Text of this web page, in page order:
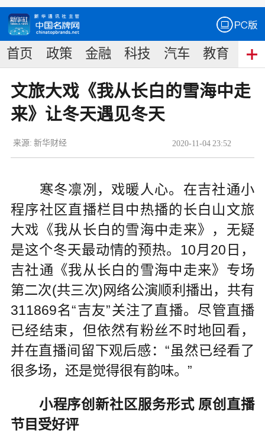
首页 政策 金融 科技 汽车 教育 食
文旅大戏《我从长白的雪海中走
来》让冬天遇见冬天
2020-11-04 23:52
来源: 新华财经
寒冬凛冽，戏暖人心。在吉社通小
程序社区直播栏目中热播的长白山文旅
大戏《我从长白的雪海中走来》，无疑
是这个冬天最动情的预热。10月20日，
吉社通《我从长白的雪海中走来》专场
第二次(共三次)网络公演顺利播出，共有
311869名“吉友”关注了直播。尽管直播
已经结束，但依然有粉丝不时地回看，
并在直播间留下观后感：“虽然已经看了
很多场，还是觉得很有韵味。”
小程序创新社区服务形式 原创直播
节目受好评